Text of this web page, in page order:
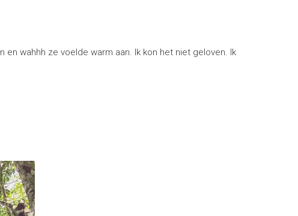
en wahhh ze voelde warm aan. Ik kon het niet geloven. Ik